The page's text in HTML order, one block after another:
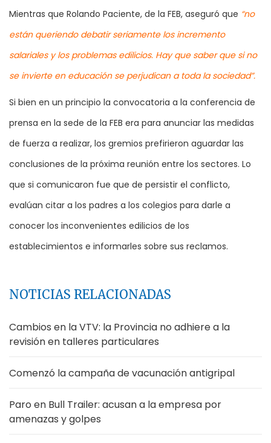
Mientras que Rolando Paciente, de la FEB, aseguró que “no
están queriendo debatir seriamente los incremento
salariales y los problemas edilicios. Hay que saber que si no
se invierte en educación se perjudican a toda la sociedad”.
Si bien en un principio la convocatoria a la conferencia de
prensa en la sede de la FEB era para anunciar las medidas
de fuerza a realizar, los gremios prefirieron aguardar las
conclusiones de la próxima reunión entre los sectores. Lo
que si comunicaron fue que de persistir el conflicto,
evalúan citar a los padres a los colegios para darle a
conocer los inconvenientes edilicios de los
establecimientos e informarles sobre sus reclamos.
NOTICIAS RELACIONADAS
Cambios en la VTV: la Provincia no adhiere a la
revisión en talleres particulares
Comenzó la campaña de vacunación antigripal
Paro en Bull Trailer: acusan a la empresa por
amenazas y golpes